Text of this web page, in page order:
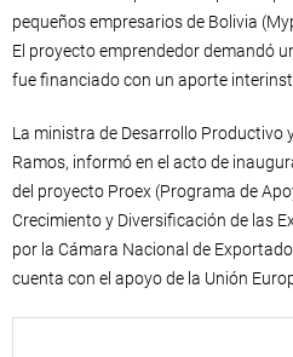
pequeños empresarios de Bolivia
El proyecto emprendedor demandó
fue financiado con un aporte
La ministra de Desarrollo Productivo
Ramos, informó en el acto de
del proyecto Proex (Programa de
Crecimiento y Diversificación de las
por la Cámara Nacional de
cuenta con el apoyo de la Unión